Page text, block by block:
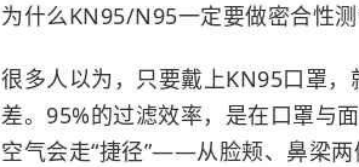
为什么KN95/N95一定要做密合性测
很多人以为，只要戴上KN95口罩
差。95%的过滤效率，是在口罩与
空气会走“捷径”——从脸颊、鼻梁两